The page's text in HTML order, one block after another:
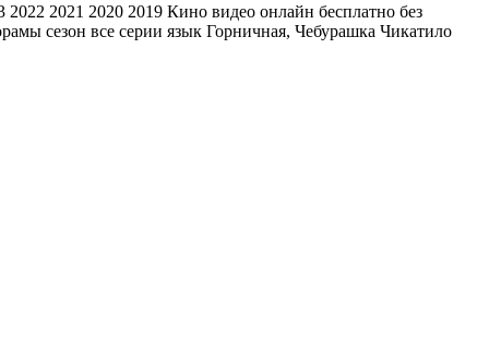
2021 2020 2019 Кино видео онлайн бесплатно без
сезон все серии язык Горничная, Чебурашка Чикатило